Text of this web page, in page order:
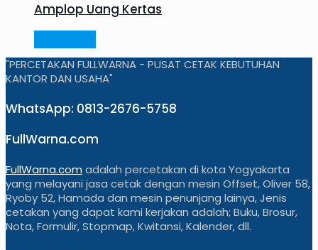
Amplop Uang Kertas
"PERCETAKAN FULLWARNA - PUSAT CETAK KEBUTUHAN
KANTOR DAN USAHA"
WhatsApp: 0813-2676-5758
FullWarna.com
FullWarna.com adalah percetakan di kota Yogyakarta
yang melayani jasa cetak dengan mesin Offset, Oliver 58,
Ryoby 52, Hamada dan mesin penunjang lainya, Jenis
cetakan yang dapat kami kerjakan adalah; Buku, Brosur,
Nota, Formulir, Stopmap, Kwitansi, Kalender, dll.